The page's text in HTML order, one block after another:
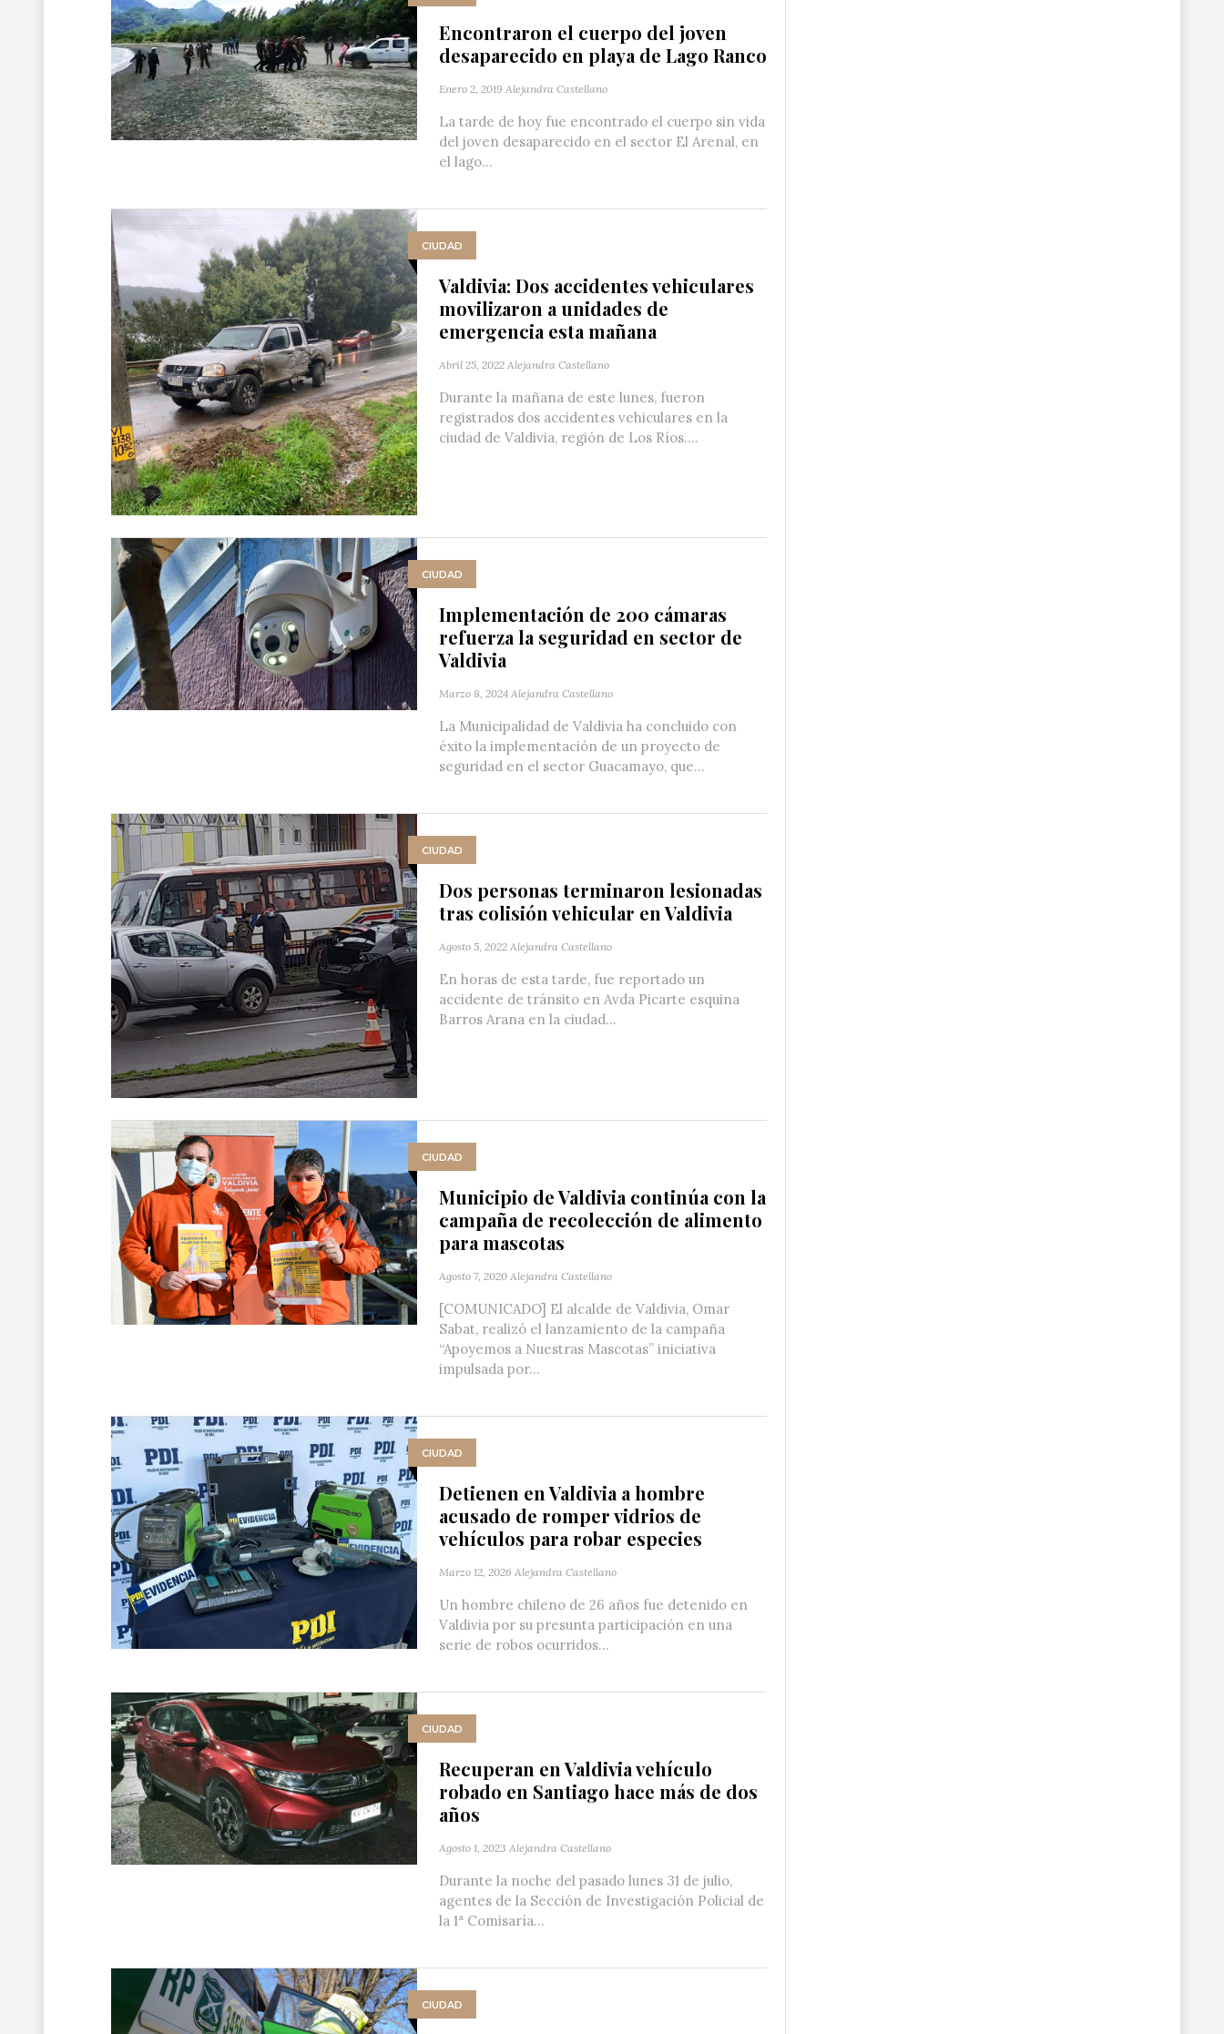
Encontraron el cuerpo del joven
desaparecido en playa de Lago Ranco
Enero 2, 2019 Alejandra Castellano
La tarde de hoy fue encontrado el cuerpo sin vida
del joven desaparecido en el sector El Arenal, en
el lago...
CIUDAD
Valdivia: Dos accidentes vehiculares
movilizaron a unidades de
emergencia esta mañana
Abril 25, 2022 Alejandra Castellano
Durante la mañana de este lunes, fueron
registrados dos accidentes vehiculares en la
ciudad de Valdivia, región de Los Ríos....
CIUDAD
Implementación de 200 cámaras
refuerza la seguridad en sector de
Valdivia
Marzo 8, 2024 Alejandra Castellano
La Municipalidad de Valdivia ha concluido con
éxito la implementación de un proyecto de
seguridad en el sector Guacamayo, que...
CIUDAD
Dos personas terminaron lesionadas
tras colisión vehicular en Valdivia
Agosto 5, 2022 Alejandra Castellano
En horas de esta tarde, fue reportado un
accidente de tránsito en Avda Picarte esquina
Barros Arana en la ciudad...
CIUDAD
Municipio de Valdivia continúa con la
campaña de recolección de alimento
para mascotas
Agosto 7, 2020 Alejandra Castellano
[COMUNICADO] El alcalde de Valdivia, Omar
Sabat, realizó el lanzamiento de la campaña
“Apoyemos a Nuestras Mascotas” iniciativa
impulsada por...
CIUDAD
Detienen en Valdivia a hombre
acusado de romper vidrios de
vehículos para robar especies
Marzo 12, 2026 Alejandra Castellano
Un hombre chileno de 26 años fue detenido en
Valdivia por su presunta participación en una
serie de robos ocurridos...
CIUDAD
Recuperan en Valdivia vehículo
robado en Santiago hace más de dos
años
Agosto 1, 2023 Alejandra Castellano
Durante la noche del pasado lunes 31 de julio,
agentes de la Sección de Investigación Policial de
la 1ª Comisaría...
CIUDAD